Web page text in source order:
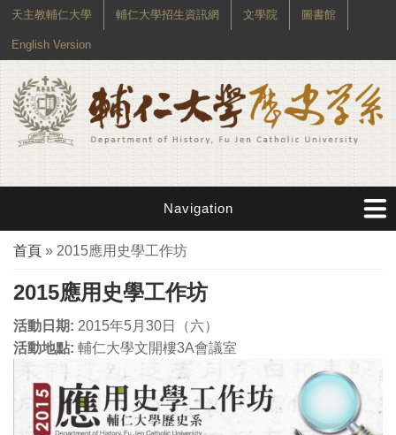
天主教輔仁大學 輔仁大學招生資訊網 文學院 圖書館
English Version
Navigation
您在這裡
首頁 » 2015應用史學工作坊
2015應用史學工作坊
活動日期: 2015年5月30日（六）
活動地點: 輔仁大學文開樓3A會議室